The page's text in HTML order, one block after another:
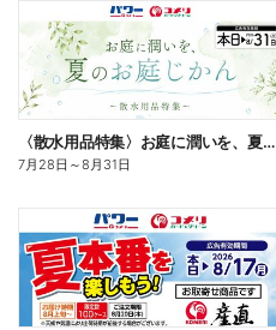
〈散水用品特集〉お庭に潤いを、夏のお庭じかん
7月28日 ～8月31日